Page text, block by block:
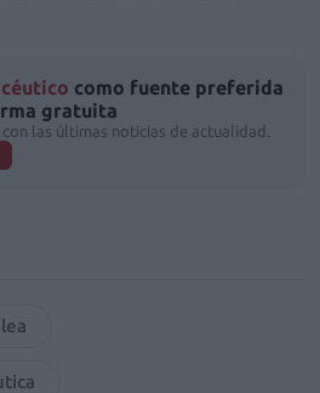
como fuente preferida
gratuita
las últimas noticias de actualidad.